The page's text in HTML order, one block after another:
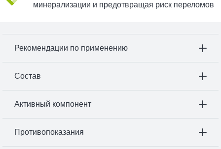
минерализации и предотвращая риск переломов
Рекомендации по применению
Состав
Активный компонент
Противопоказания